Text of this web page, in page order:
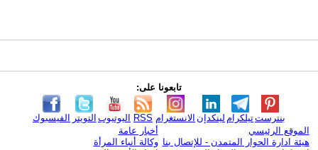
تابعونا على:
الفيسبوك التويتر اليوتيوب RSS الانستغرام لينكدإن تيلكرامبنترست
الموقع الرئيسي
هيئة ادارة الحوار المتمدن - للإتصال بنا
أخبار عامة
وكالة أنباء المرأة